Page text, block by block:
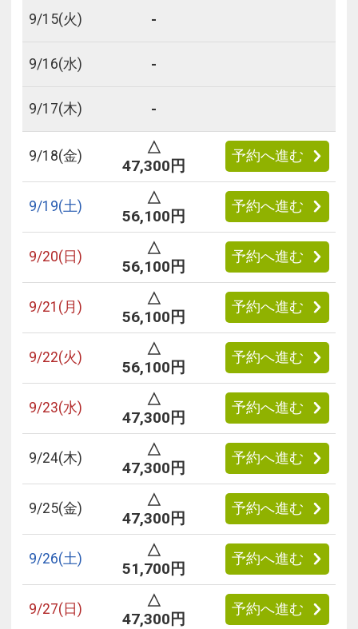
9/15(火) -
9/16(水) -
9/17(木) -
9/18(金)
△
47,300円
予約へ進む
9/19(土)
△
56,100円
予約へ進む
9/20(日)
△
56,100円
予約へ進む
9/21 (月)
△
56,100円
予約へ進む
9/22(火)
△
56,100円
予約へ進む
9/23(水)
△
47,300円
予約へ進む
9/24(木)
△
47,300円
予約へ進む
9/25(金)
△
47,300円
予約へ進む
9/26(土)
△
51,700円
予約へ進む
9/27(日)
△
47,300円
予約へ進む